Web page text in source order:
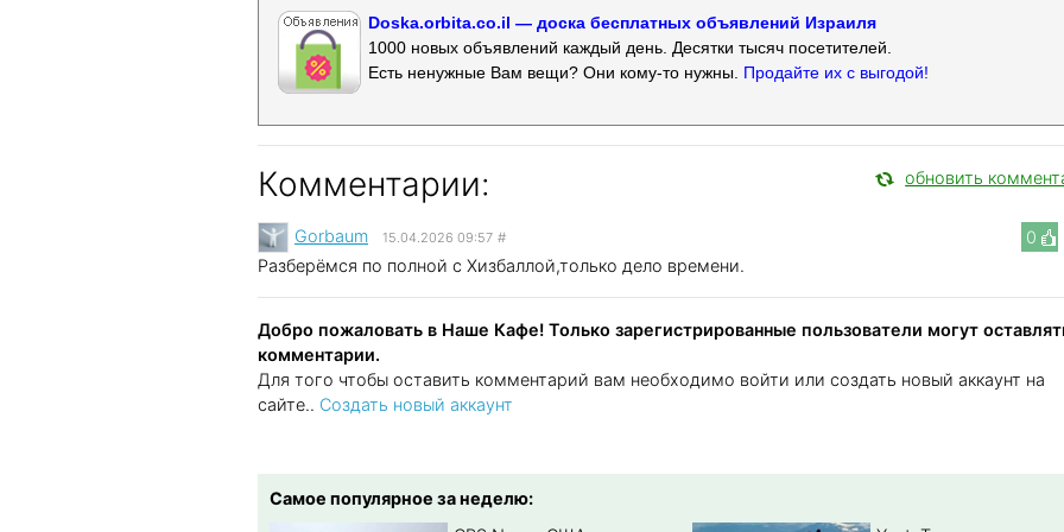
Doska.orbita.co.il — доска бесплатных объявлений Израиля
1000 новых объявлений каждый день. Десятки тысяч посетителей.
Есть ненужные Вам вещи? Они кому-то нужны. Продайте их с выгодой!
Комментарии: обновить
0
Gorbaum 15.04.2026 09:57 #
Разберёмся по полной с Хизбаллой,только дело времени.
Добро пожаловать в Наше Кафе! Только зарегистрированные пользователи могут
комментарии.
Для того чтобы оставить комментарий вам необходимо войти или создать новый аккаунт на
сайте.. Создать новый аккаунт
Самое популярное за неделю: